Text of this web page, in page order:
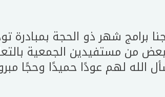
برامج شهر ذو الحجة بمبادرة
من مستفيدين الجمعية
الله لهم عودًا حميدًا وحجًا